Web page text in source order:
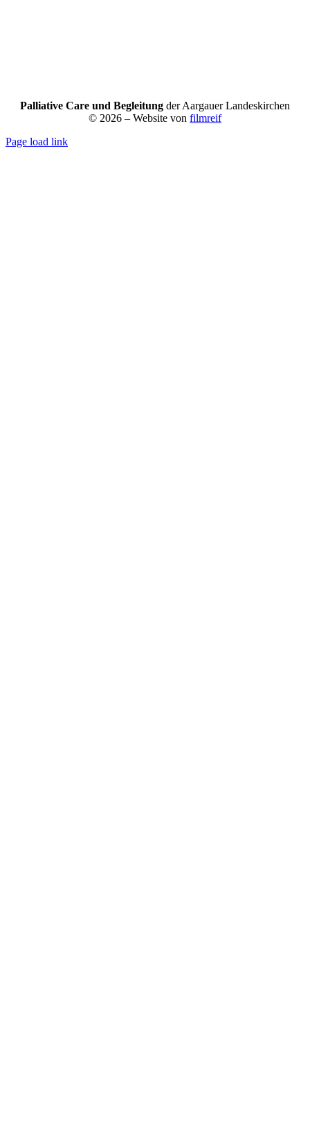
Palliative Care und Begleitung der Aargauer Landeskirchen
© 2026 – Website von filmreif
Page load link